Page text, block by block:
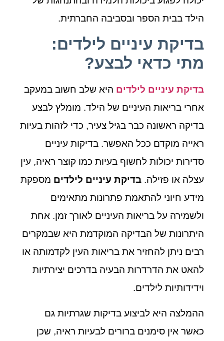
הילד בבית הספר ובסביבה החברתית.
בדיקת עיניים לילדים:
מתי כדאי לבצע?
בדיקת עיניים לילדים היא שלב חשוב במעקב
אחרי בריאות העיניים של הילד. מומלץ לבצע
בדיקה ראשונה כבר בגיל צעיר, כדי לזהות בעיות
ראייה מוקדם ככל האפשר. בדיקות עיניים
סדירות יכולות לחשוף בעיות כמו קוצר ראיה, עין
עצלה או פזילה. בדיקת עיניים לילדים מספקת
מידע חיוני להתאמת פתרונות מתאימים
ולשמירה על בריאות העיניים לאורך זמן. אחת
היתרונות של הבדיקה המוקדמת היא שבמקרים
רבים ניתן להחזיר את בריאות העין לקדמותה או
להאט את הדרדרות הבעיה בדרכים יצירתיות
וידידותיות לילדים.
ההמלצה היא לביצוע בדיקות שגרתיות גם
כאשר אין סימנים ברורים לבעיות ראיה, שכן